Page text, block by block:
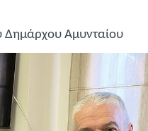
Δημάρχου Αμυνταίου